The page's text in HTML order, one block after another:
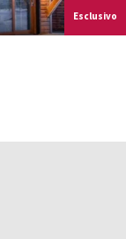
Esclusivo